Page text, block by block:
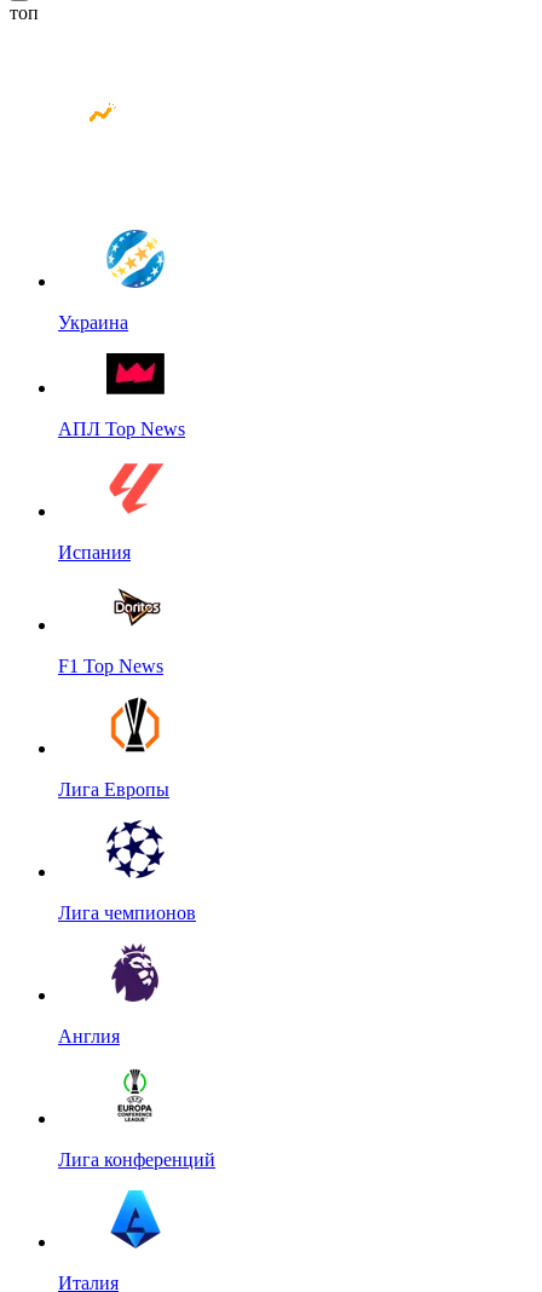
топ
Украина
АПЛ Top News
Испания
F1 Top News
Лига Европы
Лига чемпионов
Англия
Лига конференций
Италия